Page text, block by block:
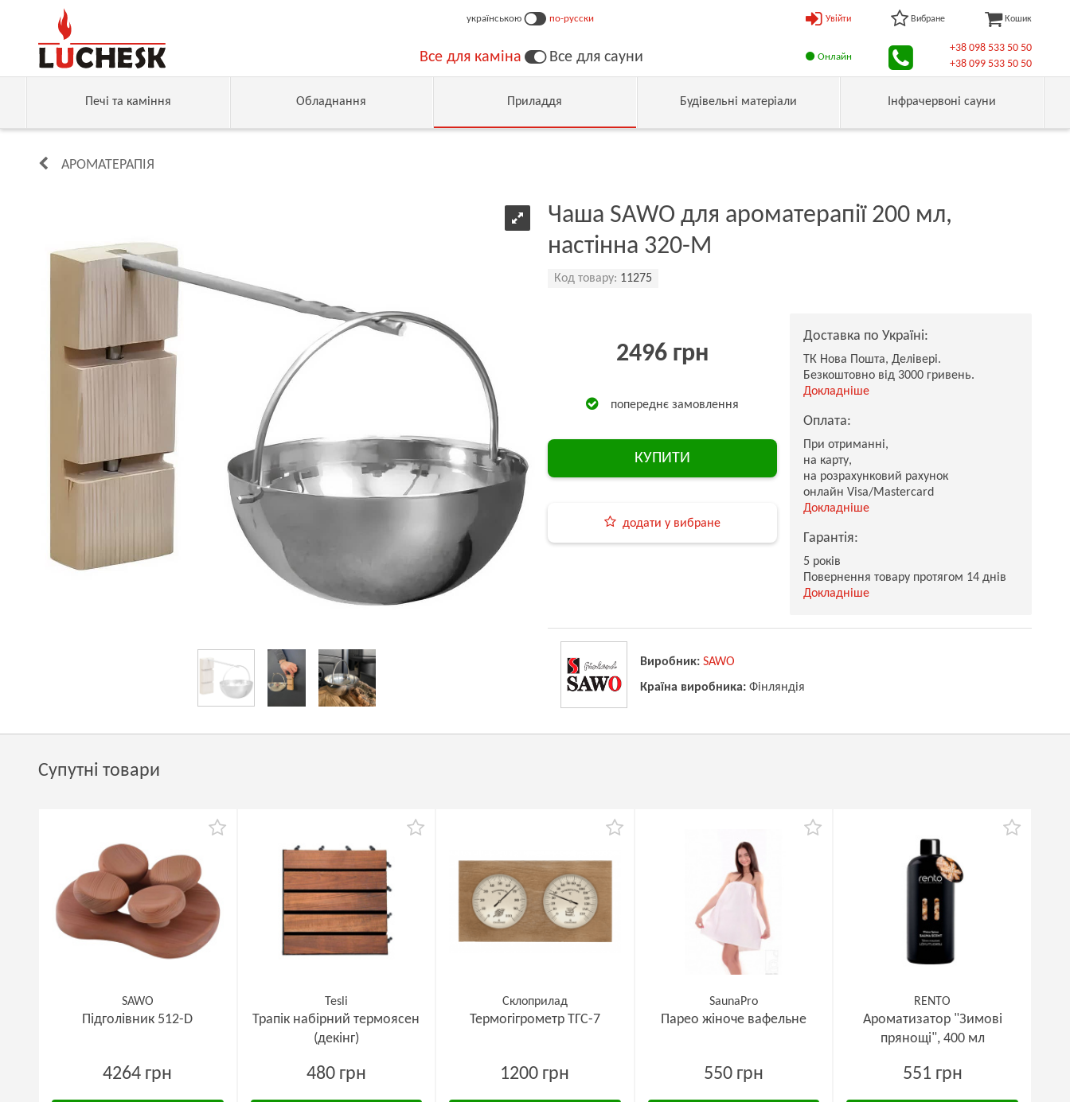
українською по-русски
Все для каміна Все для сауни
Увійти Вибране Кошик
Онлайн
+38 098 533 50 50
+38 099 533 50 50
Печі та каміння Обладнання Приладдя Будівельні матеріали Інфрачервоні сауни
АРОМАТЕРАПІЯ
Чаша SAWO для ароматерапії 200 мл,
настінна 320-M
Код товару: 11275
2496 грн
попереднє замовлення
КУПИТИ
додати у вибране
Доставка по Україні:
ТК Нова Пошта, Делівері.
Безкоштовно від 3000 гривень.
Докладніше
Оплата:
При отриманні,
на карту,
на розрахунковий рахунок
онлайн Visa/Mastercard
Докладніше
Гарантія:
5 років
Повернення товару протягом 14 днів
Докладніше
Виробник: SAWO
Країна виробника: Фінляндія
Супутні товари
SAWO
Підголівник 512-D
4264 грн
Tesli
Трапік набірний термоясен
(декінг)
480 грн
Склоприлад
Термогігрометр ТГС-7
1200 грн
SaunaPro
Парео жіноче вафельне
550 грн
RENTO
Ароматизатор "Зимові
прянощі", 400 мл
551 грн